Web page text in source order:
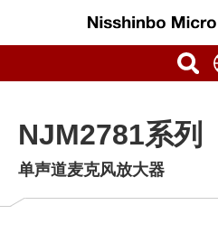
NJM2781系列
单声道麦克风放大器